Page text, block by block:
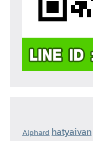
Alphard hatyaivan